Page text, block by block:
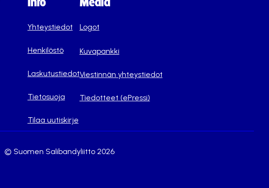
Yhteystiedot
Henkilöstö
Laskutustiedot
Tietosuoja
Tilaa uutiskirje
Logot
Kuvapankki
Viestinnän yhteystiedot
Tiedotteet (ePressi)
© Suomen Salibandyliitto 2026